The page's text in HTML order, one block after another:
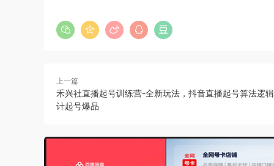
上一篇
禾兴社直播起号训练营-全新玩法，抖音直播起号算法逻
计起号爆品